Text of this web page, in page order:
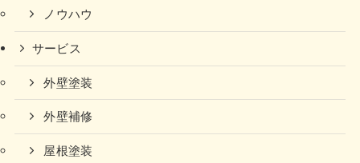
ノウハウ
サービス
外壁塗装
外壁補修
屋根塗装